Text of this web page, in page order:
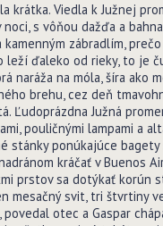
krátka. Viedla k Južnej
s vôňou dažďa a
kamenným zábradlím,
leží ďaleko od rieky, to je
naráža na móla, šíra ako
brehu, cez deň
Ľudoprázdna Južná
pouličnými lampami a
stánky ponúkajúce bagety
kráčať v Buenos
prstov sa dotýkať korún
mesačný svit, tri štvrtiny
povedal otec a Gaspar